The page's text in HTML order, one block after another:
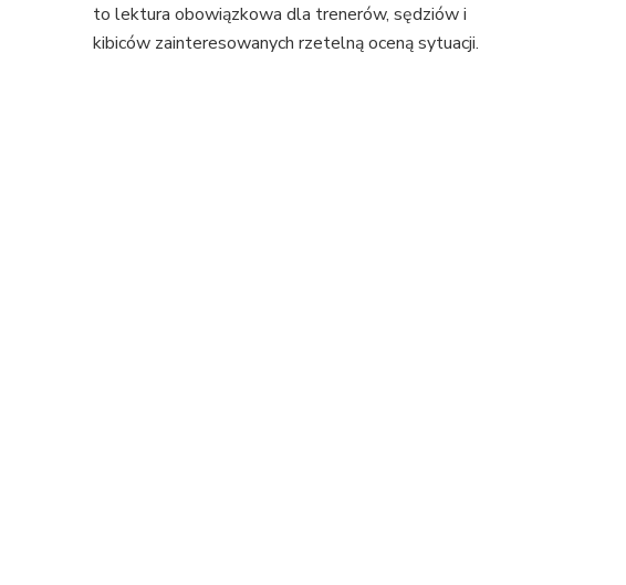
to lektura obowiązkowa dla trenerów, sędziów i
kibiców zainteresowanych rzetelną oceną sytuacji.